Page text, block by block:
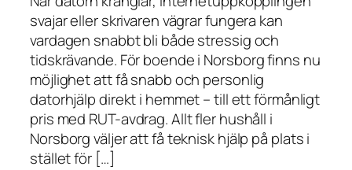
svajar eller skrivaren vägrar fungera kan
vardagen snabbt bli både stressig och
tidskrävande. För boende i Norsborg finns nu
möjlighet att få snabb och personlig
datorhjälp direkt i hemmet – till ett förmånligt
pris med RUT-avdrag. Allt fler hushåll i
Norsborg väljer att få teknisk hjälp på plats i
stället för […]